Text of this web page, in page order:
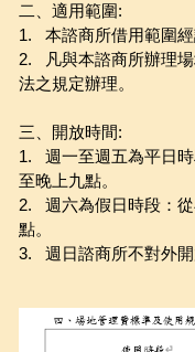
專業課程
場地租借
預約流程
我要預約
Search
二、適用範圍:
1.   本諮商所借用範圍
2.   凡與本諮商所辦理
法之規定辦理。
三、開放時間:
1.   週一至週五為平日
至晚上九點。
2.   週六為假日時段：
點。
3.   週日諮商所不對外開
活動報導：工作
活動報導：所內
活動報導：合作